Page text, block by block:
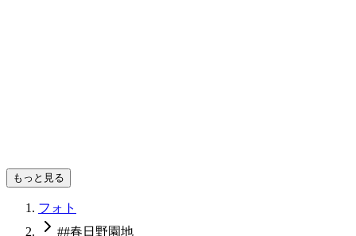
もっと見る
フォト
##春日野園地